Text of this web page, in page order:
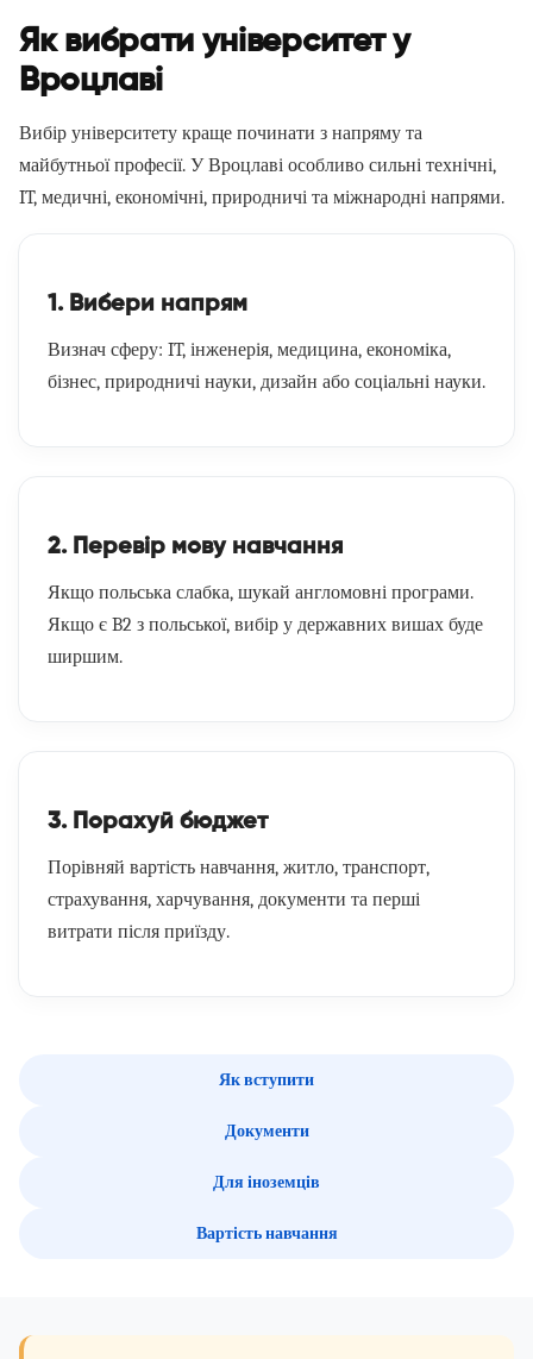
Як вибрати університет у
Вроцлаві
Вибір університету краще починати з напряму та
майбутньої професії. У Вроцлаві особливо сильні технічні,
IT, медичні, економічні, природничі та міжнародні напрями.
1. Вибери напрям
Визнач сферу: IT, інженерія, медицина, економіка,
бізнес, природничі науки, дизайн або соціальні науки.
2. Перевір мову навчання
Якщо польська слабка, шукай англомовні програми.
Якщо є B2 з польської, вибір у державних вишах буде
ширшим.
3. Порахуй бюджет
Порівняй вартість навчання, житло, транспорт,
страхування, харчування, документи та перші
витрати після приїзду.
Як вступити
Документи
Для іноземців
Вартість навчання